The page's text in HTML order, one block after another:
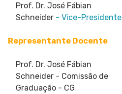
Prof. Dr. José Fábian
Schneider - Vice-Presidente
Representante Docente
Prof. Dr. José Fábian
Schneider - Comissão de
Graduação - CG